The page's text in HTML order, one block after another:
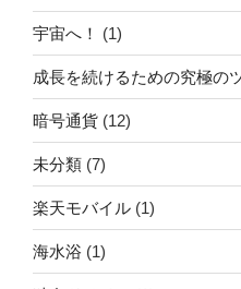
宇宙へ！ (1)
成長を続けるための究極の
暗号通貨 (12)
未分類 (7)
楽天モバイル (1)
海水浴 (1)